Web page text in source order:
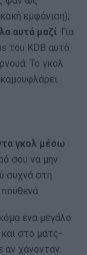
εμφάνιση);
αυτά μαζί. Για
του KDB αυτό
Το γκολ
γκολ μέσω
σου να μην
συχνά στη
ένα μεγάλο
στο ματς-
αν χάνονταν.